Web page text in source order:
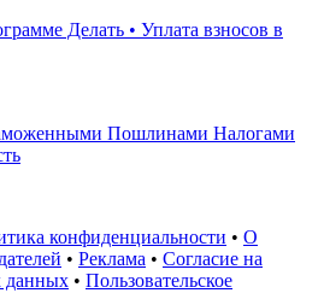
Делать • Уплата взносов в
Пошлинами Налогами
конфиденциальности • О
• Реклама • Согласие на
данных • Пользовательское